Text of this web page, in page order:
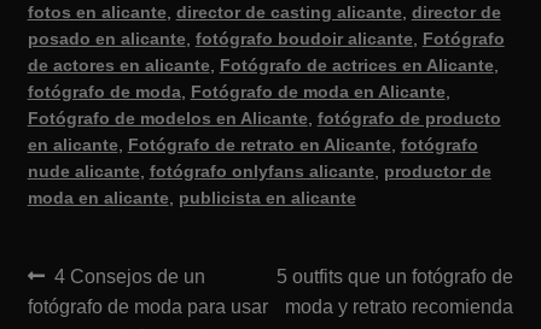
fotos en alicante, director de casting alicante, director de
posado en alicante, fotógrafo boudoir alicante, Fotógrafo
de actores en alicante, Fotógrafo de actrices en Alicante,
fotógrafo de moda, Fotógrafo de moda en Alicante,
Fotógrafo de modelos en Alicante, fotógrafo de producto
en alicante, Fotógrafo de retrato en Alicante, fotógrafo
nude alicante, fotógrafo onlyfans alicante, productor de
moda en alicante, publicista en alicante
Navegación
Anterior:
4 Consejos de un
fotógrafo de moda para usar
Siguiente:
5 outfits que un fotógrafo de
moda y retrato recomienda